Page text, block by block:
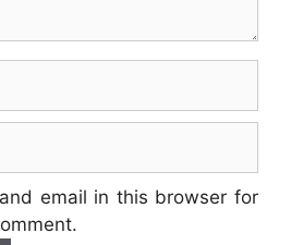
email in this browser for